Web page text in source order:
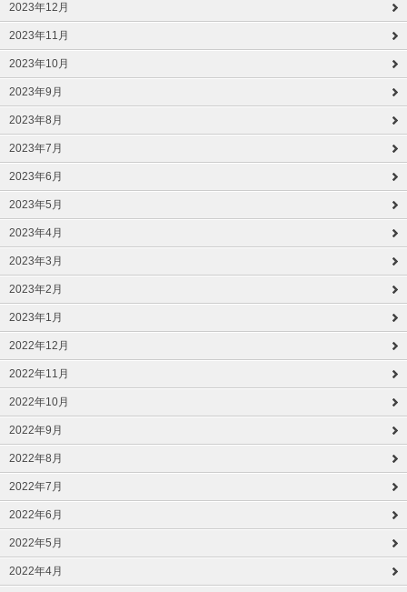
2023年12月
2023年11月
2023年10月
2023年9月
2023年8月
2023年7月
2023年6月
2023年5月
2023年4月
2023年3月
2023年2月
2023年1月
2022年12月
2022年11月
2022年10月
2022年9月
2022年8月
2022年7月
2022年6月
2022年5月
2022年4月